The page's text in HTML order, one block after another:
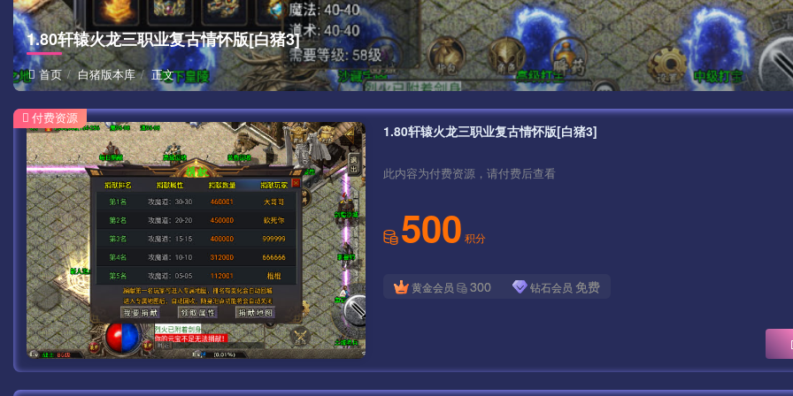
1.80轩辕火龙三职业复古情怀版[白猪3]
首页 白猪版本库 正文
1.80轩辕火龙三职业复古情怀版[白猪3]
此内容为付费资源，请付费后查看
500 积分
黄金会员 300 钻石会员 免费
付费资源